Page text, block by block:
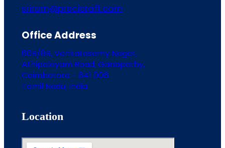
sriram@precicraft.com
Office Address
60B/8B, Venkatasamy Nagar,
Athipalayam Road, Ganapathy,
Coimbatore - 641 006.
Tamil Nadu, India
Location